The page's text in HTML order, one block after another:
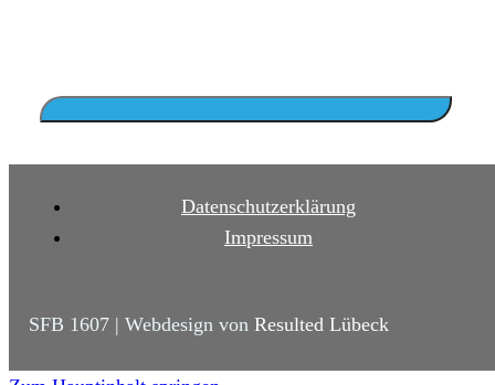
Datenschutzerklärung
Impressum
SFB 1607 | Webdesign von Resulted Lübeck